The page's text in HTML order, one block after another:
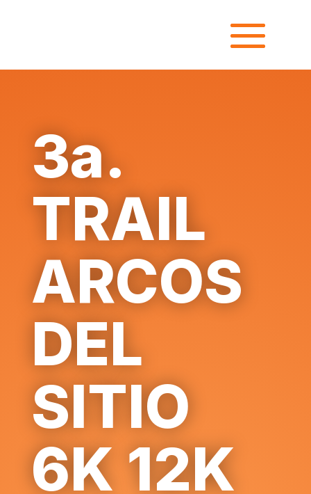
3a.
TRAIL
ARCOS
DEL
SITIO
6K 12K